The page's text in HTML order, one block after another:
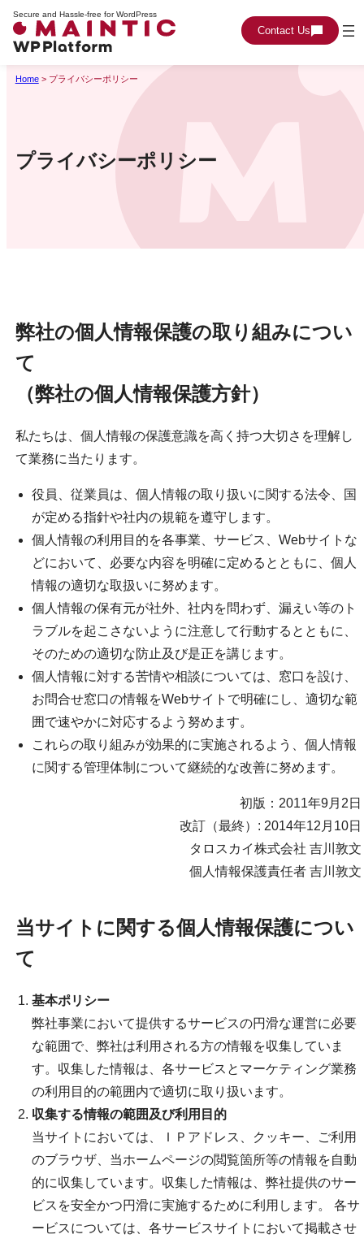
Skip
to
content
Secure and Hassle-free for WordPress
Contact Us
Home> プライバシーポリシー
プライバシーポリシー
弊社の個人情報保護の取り組みについ
て
（弊社の個人情報保護方針）
私たちは、個人情報の保護意識を高く持つ大切さを理解し
て業務に当たります。
役員、従業員は、個人情報の取り扱いに関する法令、国
が定める指針や社内の規範を遵守します。
個人情報の利用目的を各事業、サービス、Webサイトな
どにおいて、必要な内容を明確に定めるとともに、個人
情報の適切な取扱いに努めます。
個人情報の保有元が社外、社内を問わず、漏えい等のト
ラブルを起こさないように注意して行動するとともに、
そのための適切な防止及び是正を講じます。
個人情報に対する苦情や相談については、窓口を設け、
お問合せ窓口の情報をWebサイトで明確にし、適切な範
囲で速やかに対応するよう努めます。
これらの取り組みが効果的に実施されるよう、個人情報
に関する管理体制について継続的な改善に努めます。
初版：2011年9月2日
改訂（最終）: 2014年12月10日
タロスカイ株式会社 吉川敦文
個人情報保護責任者 吉川敦文
当サイトに関する個人情報保護につい
て
基本ポリシー
弊社事業において提供するサービスの円滑な運営に必要
な範囲で、弊社は利用される方の情報を収集していま
す。収集した情報は、各サービスとマーケティング業務
の利用目的の範囲内で適切に取り扱います。
収集する情報の範囲及び利用目的
当サイトにおいては、ＩＰアドレス、クッキー、ご利用
のブラウザ、当ホームページの閲覧箇所等の情報を自動
的に収集しています。収集した情報は、弊社提供のサー
ビスを安全かつ円滑に実施するために利用します。 各サ
ービスについては、各サービスサイトにおいて掲載させ